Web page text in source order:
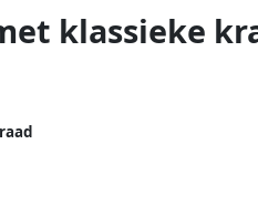
klassieke